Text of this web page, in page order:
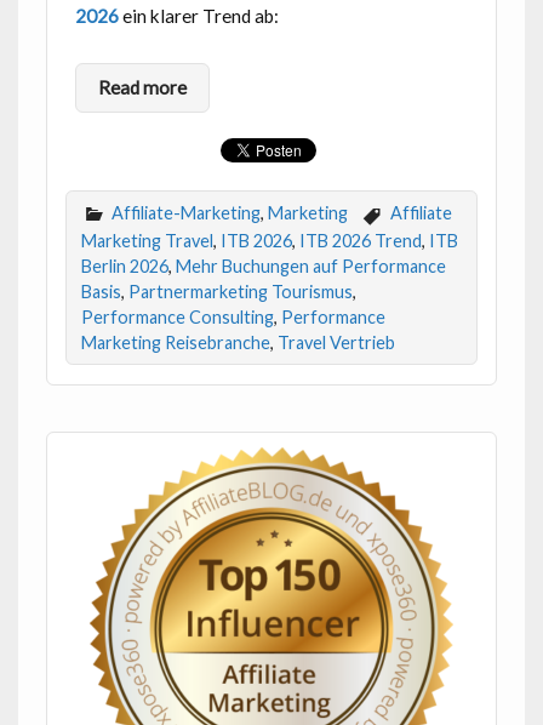
2026ein klarer Trend ab:
Read more
Affiliate-Marketing, Marketing
Affiliate
Marketing Travel, ITB 2026, ITB 2026 Trend, ITB
Berlin 2026, Mehr Buchungen auf Performance
Basis, Partnermarketing Tourismus,
Performance Consulting, Performance
Marketing Reisebranche, Travel Vertrieb